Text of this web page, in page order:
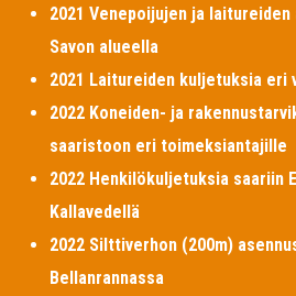
2021 Venepoijujen ja
Savon alueella
2021 Laitureiden kuljetuksia eri
2022 Koneiden- ja
saaristoon eri toimeksiantajille
2022 Henkilökuljetuksia saariin
Kallavedellä
2022 Silttiverhon (200m)
Bellanrannassa